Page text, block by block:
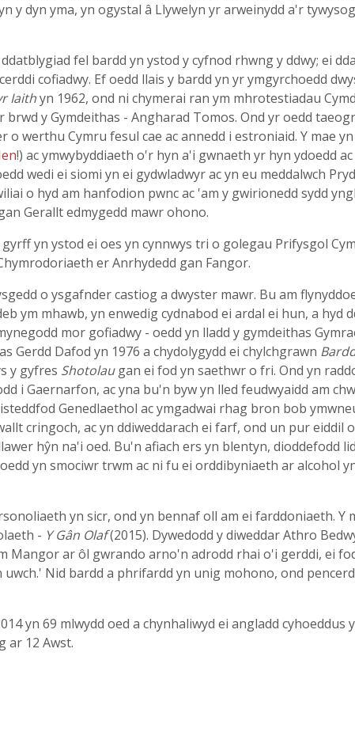
y dyn yma, yn ogystal â Llywelyn yr arweinydd a'r
fel bardd yn ystod y cyfnod rhwng y ddwy; ei
cofiadwy. Ef oedd llais y bardd yn yr ymgyrchoedd
Iaithyn 1962, ond ni chymerai ran ym mhrotestiadau
y Gymdeithas - Angharad Tomos. Ond yr oedd
werthu Cymru fesul cae ac annedd i estroniaid. Y mae
!) ac ymwybyddiaeth o'r hyn a'i gwnaeth yr hyn ydoedd
wedi ei siomi yn ei gydwladwyr ac yn eu meddalwch
o hyd am hanfodion pwnc ac 'am y gwirionedd sydd
Gerallt edmygedd mawr ohono.
yn ystod ei oes yn cynnwys tri o golegau Prifysgol
er Anrhydedd gan Fangor.
o ysgafnder castiog a dwyster mawr. Bu am
ym mhawb, yn enwedig cydnabod ei ardal ei hun, a hyd
mor gofiadwy - oedd yn lladd y gymdeithas
Gerdd Dafod yn 1976 a chydolygydd ei chylchgrawn
y gyfres Shotolaugan ei fod yn saethwr o fri. Ond yn
i Gaernarfon, ac yna bu'n byw yn lled feudwyaidd am
Genedlaethol ac ymgadwai rhag bron bob
cringoch, ac yn ddiweddarach ei farf, ond un pur eiddil
hŷn na'i oed. Bu'n afiach ers yn blentyn, dioddefodd
yn smociwr trwm ac ni fu ei orddibyniaeth ar alcohol
yn sicr, ond yn bennaf oll am ei farddoniaeth. Y
- Y Gân Olaf(2015). Dywedodd y diweddar Athro
Mangor ar ôl gwrando arno'n adrodd rhai o'i gerddi, ei
uwch.' Nid bardd a phrifardd yn unig mohono, ond
yn 69 mlwydd oed a chynhaliwyd ei angladd cyhoeddus
ar 12 Awst.